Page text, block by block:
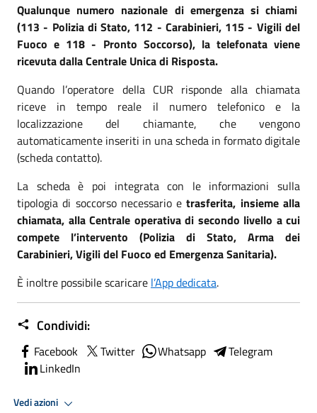
Qualunque numero nazionale di emergenza si chiami
(113 - Polizia di Stato, 112 - Carabinieri, 115 - Vigili del
Fuoco e 118 - Pronto Soccorso), la telefonata viene
ricevuta dalla Centrale Unica di Risposta.
Quando l’operatore della CUR risponde alla chiamata
riceve in tempo reale il numero telefonico e la
localizzazione del chiamante, che vengono
automaticamente inseriti in una scheda in formato digitale
(scheda contatto).
La scheda è poi integrata con le informazioni sulla
tipologia di soccorso necessario etrasferita, insieme alla
chiamata, alla Centrale operativa di secondo livello a cui
compete l’intervento (Polizia di Stato, Arma dei
Carabinieri, Vigili del Fuoco ed Emergenza Sanitaria).
È inoltre possibile scaricare l’App dedicata.
Condividi:
Facebook Twitter Whatsapp
Telegram
LinkedIn
Vedi azioni